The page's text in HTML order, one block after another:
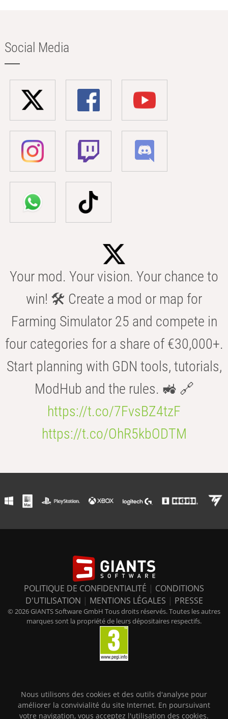
Social Media
Your mod. Your vision. Your chance to
win! 🛠️ Create a mod or map for
Farming Simulator 25 and compete in
four categories for a share of €30,000+.
Start planning with GDN tools, tutorials,
ModHub and the rules. 🚜 🔗
https://t.co/7FvsBZ4tzF
https://t.co/OhR5kbODTM
POLITIQUE DE CONFIDENTIALITÉ | CONDITIONS
D'UTILISATION | MENTIONS LÉGALES | PRESSE
© 2026 GIANTS Software GmbH Tous droits réservés. Toutes les autres
marques sont la propriété de leurs dépositaires respectifs.
Nous utilisons des cookies et des outils d'analyse pour
améliorer la convivialité du site Internet. En poursuivant
votre navigation, vous acceptez l'utilisation des cookies.